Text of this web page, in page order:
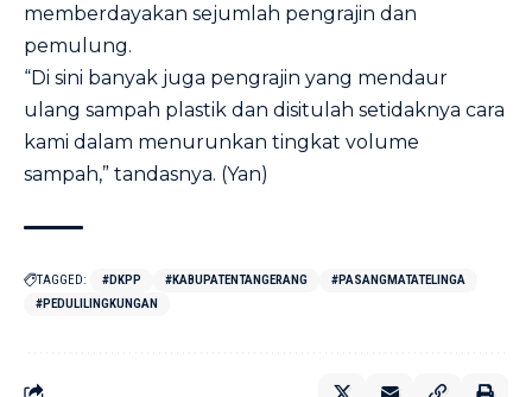
memberdayakan sejumlah pengrajin dan
pemulung.
“Di sini banyak juga pengrajin yang mendaur
ulang sampah plastik dan disitulah setidaknya cara
kami dalam menurunkan tingkat volume
sampah,” tandasnya. (Yan)
TAGGED: #DKPP #KABUPATENTANGERANG
#PASANGMATATELINGA
#PEDULILINGKUNGAN